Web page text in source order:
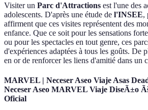
Visiter un Parc d'Attractions est l'une des
adolescents. D'après une étude de l'INSEE,
affirment que ces visites représentent des
enfance. Que ce soit pour les sensations
ou pour les spectacles en tout genre, ces
d'expériences adaptées à tous les goûts. De
en or de renforcer les liens d'amitié dans un
MARVEL | Neceser Aseo Viaje Asas
Neceser Aseo MARVEL Viaje DiseÃ±o
Oficial